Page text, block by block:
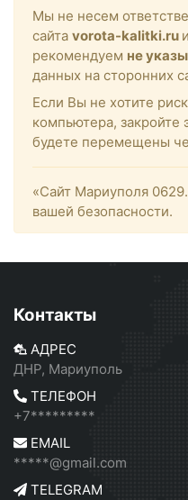
Мы не несем
сайта vorota-kalitki.ru
рекомендуем не
данных на сторонних
Если Вы не хотите
компьютера, закройте
будете перемещены
«Сайт Мариуполя
вашей безопасности.
Контакты
АДРЕС
ДНР, Мариуполь
ТЕЛЕФОН
+7*********
EMAIL
*****@gmail.com
TELEGRAM